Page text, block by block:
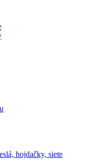
hojdačky, siete